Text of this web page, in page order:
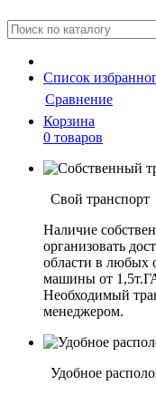
Cписок
Сравнение
Корзина
0 товаров
Свой транспорт
Наличие
организовать
области в любых
машины от
Необходимый
менеджером.
Удобное